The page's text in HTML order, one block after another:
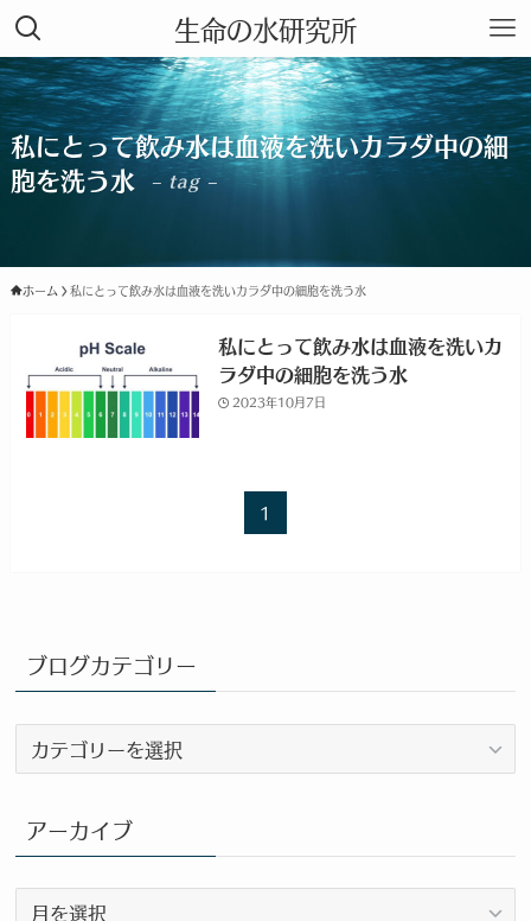
生命の水研究所
私にとって飲み水は血液を洗いカラダ中の細
胞を洗う水
– tag –
ホーム 私にとって飲み水は血液を洗いカラダ中の細胞を洗う水
私にとって飲み水は血液を洗いカ
ラダ中の細胞を洗う水
2023年10月7日
1
ブログカテゴリー
ロ
カ
テ
ゴ
アーカイブ